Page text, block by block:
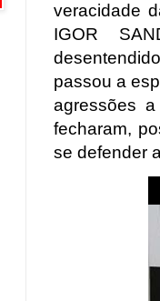
veracidade
IGOR
passou a
agressões
fecharam,
se defender